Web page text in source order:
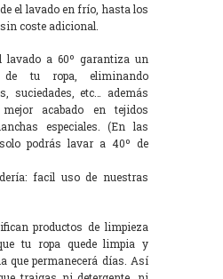
el lavado en frío, hasta los
coste adicional.
lavado a 60º garantiza un
de tu ropa, eliminando
suciedades, etc… además
acabado en tejidos
especiales. (En las
podrás lavar a 40º de
facil uso de nuestras
productos de limpieza
tu ropa quede limpia y
que permanecerá días. Así